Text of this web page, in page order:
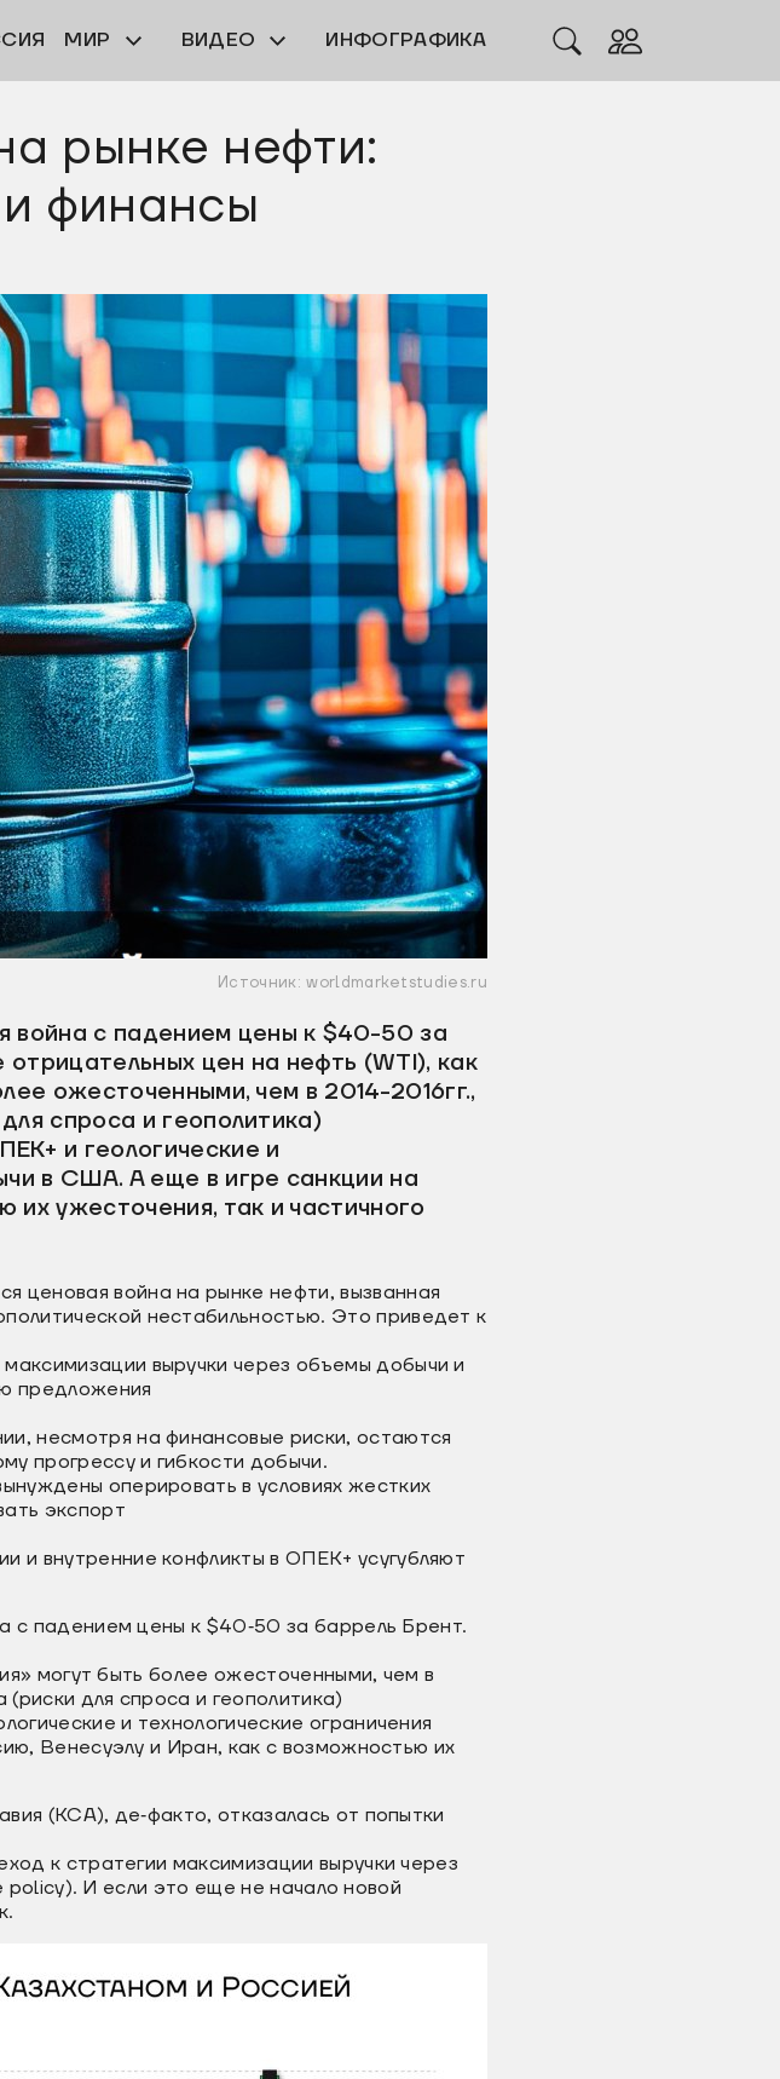
МИР ВИДЕО ИНФОГРАФИКА
рынке нефти:
и финансы
Источник: worldmarketstudies.ru
война с падением цены к $40-50 за
цен на нефть (WTI), как
ожесточенными, чем в 2014-2016гг.,
спроса и геополитика)
и геологические и
в США. А еще в игре санкции на
ужесточения, так и частичного
ценовая война на рынке нефти, вызванная
нестабильностью. Это приведет к
выручки через объемы добычи и
предложения
несмотря на финансовые риски, остаются
прогрессу и гибкости добычи.
оперировать в условиях жестких
экспорт
и внутренние конфликты в ОПЕК+ усугубляют
с падением цены к $40‐50 за баррель Брент.
могут быть более ожесточенными, чем в
для спроса и геополитика)
и технологические ограничения
Венесуэлу и Иран, как с возможностью их
(КСА), де‐факто, отказалась от попытки
к стратегии максимизации выручки через
И если это еще не начало новой